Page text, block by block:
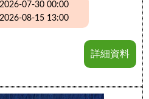
07-30 00:00
08-15 13:00
詳細資料